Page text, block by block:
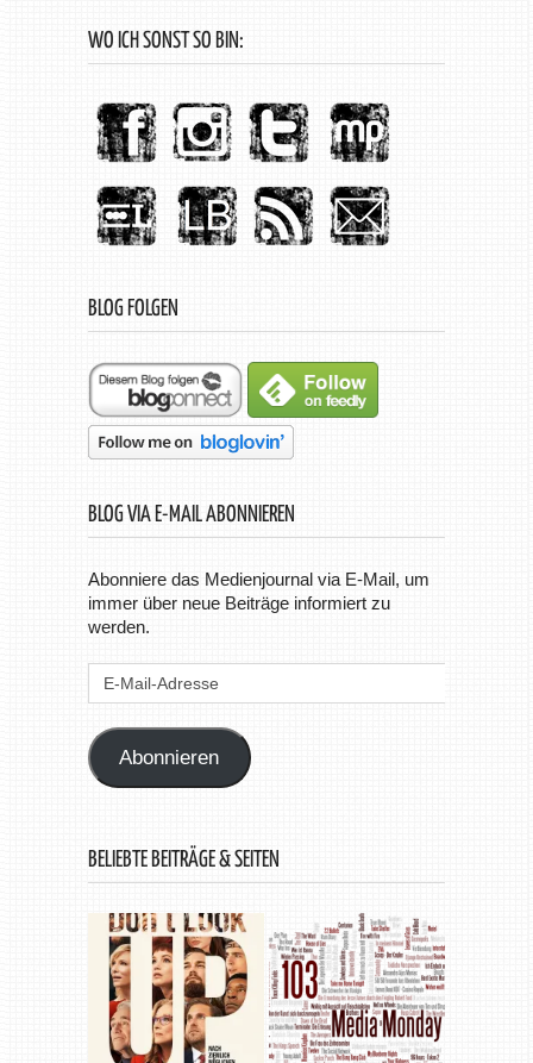
WO ICH SONST SO BIN:
BLOG FOLGEN
BLOG VIA E-MAIL ABONNIEREN
Abonniere das Medienjournal via E-Mail, um
immer über neue Beiträge informiert zu
werden.
Mail-
Abonnieren
BELIEBTE BEITRÄGE & SEITEN